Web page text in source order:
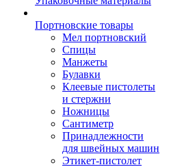
Портновские товары
Мел портновский
Спицы
Манжеты
Булавки
Клеевые пистолеты
и стержни
Ножницы
Сантиметр
Принадлежности
для швейных машин
Этикет-пистолет